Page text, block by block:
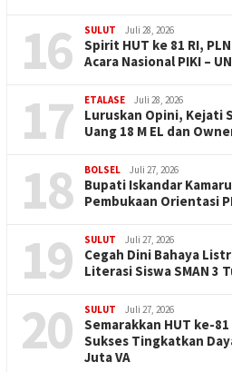
16 SULUT Juli 28, 2026
Spirit HUT ke 81 RI,
Acara Nasional PIKI –
17 ETALASE Juli 28, 2026
Luruskan Opini, Kejati
Uang 18 M EL dan
18 BOLSEL Juli 27, 2026
Bupati Iskandar
Pembukaan Orientasi
19 SULUT Juli 27, 2026
Cegah Dini Bahaya
Literasi Siswa SMAN 3
20 SULUT Juli 27, 2026
Semarakkan HUT ke-
Sukses Tingkatkan
Juta VA